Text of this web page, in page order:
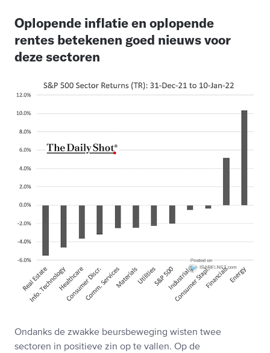
Oplopende inflatie en oplopende
rentes betekenen goed nieuws voor
deze sectoren
Ondanks de zwakke beursbeweging wisten twee
sectoren in positieve zin op te vallen. Op de